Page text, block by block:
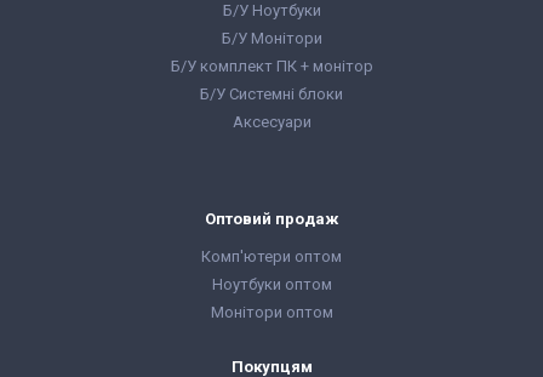
Б/У Ноутбуки
Б/У Монітори
Б/У комплект ПК + монітор
Б/У Системні блоки
Аксесуари
Оптовий продаж
Комп'ютери оптом
Ноутбуки оптом
Монітори оптом
Покупцям